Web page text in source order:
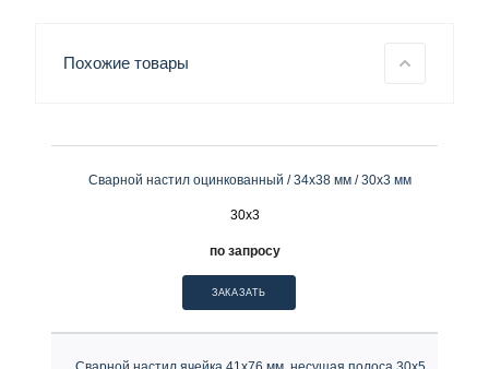
Похожие товары
Сварной настил оцинкованный / 34х38 мм / 30х3 мм
30x3
по запросу
ЗАКАЗАТЬ